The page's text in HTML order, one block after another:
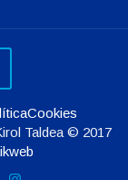
Taldea © 2017